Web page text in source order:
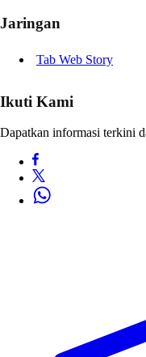
Jaringan
Tab Web Story
Ikuti Kami
Dapatkan informasi terkini